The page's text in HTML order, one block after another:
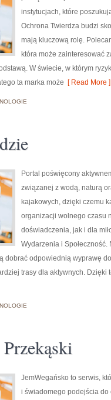
instytucjach, które
Ochrona Twierdza budzi
mają kluczową rolę.
która może zainteresować
W świecie, w którym
ta marka może [ Read More ]
Portal poświęcony
związanej z wodą, naturą
kajakowych, dzięki czemu
organizacji wolnego czasu
doświadczenia, jak i dla
Wydarzenia i
dobrać odpowiednią wyprawę
trasy dla aktywnych.
JemWegańsko to serwis,
i świadomego podejścia do